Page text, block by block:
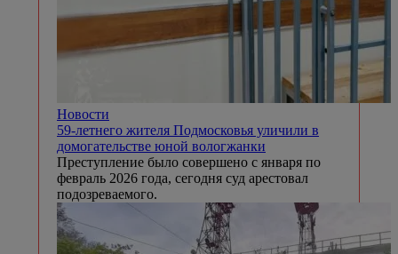
Новости
59-летнего жителя Подмосковья уличили в
домогательстве юной вологжанки
Преступление было совершено с января по
февраль 2026 года, сегодня суд арестовал
подозреваемого.